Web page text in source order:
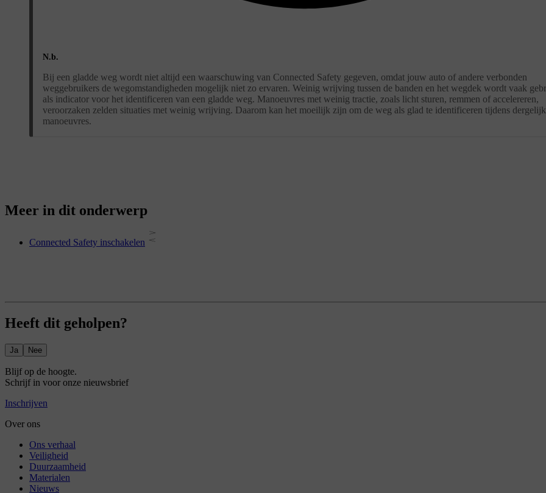
N.b.
Bij een gladde weg wordt niet altijd een waarschuwing van Connected Safety gegeven, omdat jouw auto of andere verbonden
weggebruikers de wegomstandigheden mogelijk niet zo ervaren. Weinig wrijving tussen de banden en het wegdek wordt vaak
als indicator voor het identificeren van een gladde weg. Manoeuvres met weinig tractie, zoals licht sturen, remmen of accelereren,
veroorzaken zelden situaties met weinig wrijving. Daarom kan het moeilijk zijn om de weg als glad te identificeren tijdens
manoeuvres.
Meer in dit onderwerp
Connected Safety inschakelen
Heeft dit geholpen?
Ja Nee